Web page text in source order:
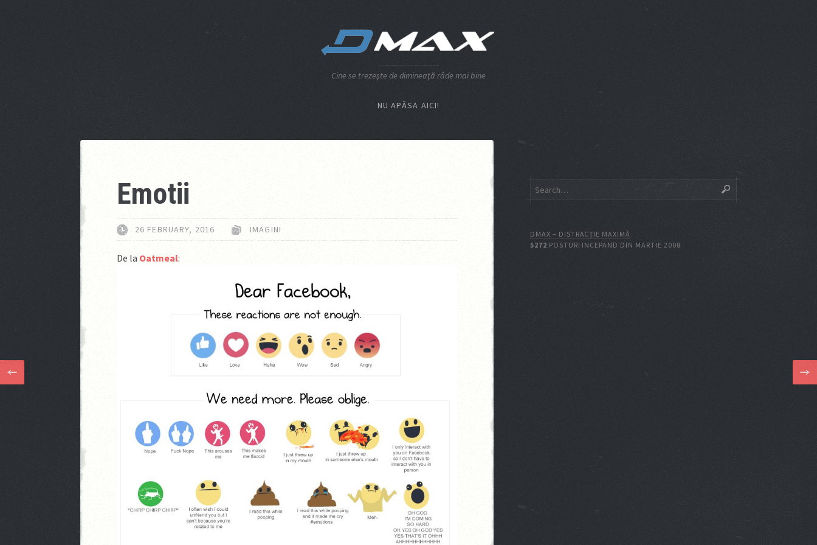
Cine se trezeşte de dimineaţă râde mai bine
NU APĂSA AICI!
Emotii
26 FEBRUARY, 2016 IMAGINI
De la Oatmeal:
DMAX – DISTRACŢIE MAXIMĂ
5272 POSTURI INCEPAND DIN MARTIE 2008